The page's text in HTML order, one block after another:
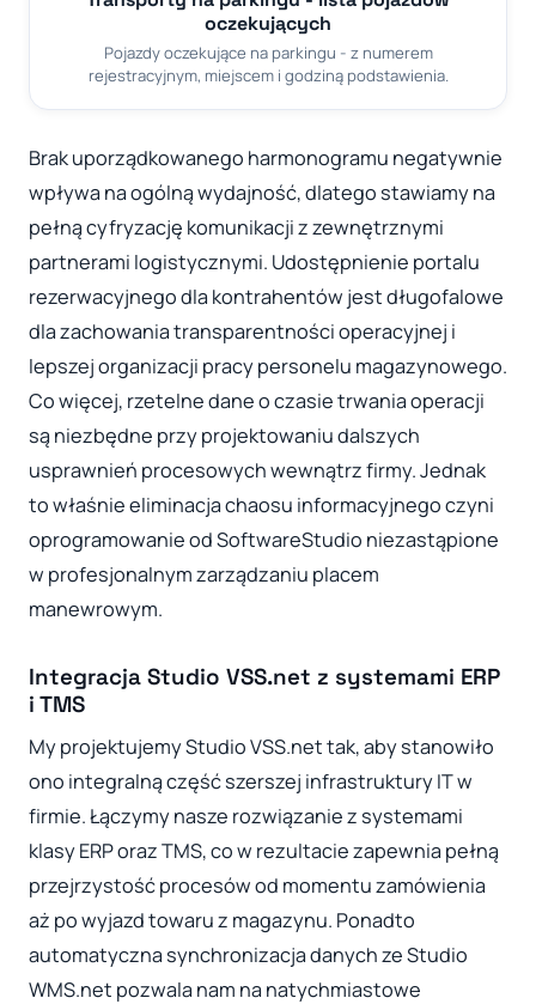
oczekujących
Pojazdy oczekujące na parkingu - z numerem
rejestracyjnym, miejscem i godziną podstawienia.
Brak uporządkowanego harmonogramu negatywnie
wpływa na ogólną wydajność, dlatego stawiamy na
pełną cyfryzację komunikacji z zewnętrznymi
partnerami logistycznymi. Udostępnienie portalu
rezerwacyjnego dla kontrahentów jest długofalowe
dla zachowania transparentności operacyjnej i
lepszej organizacji pracy personelu magazynowego.
Co więcej, rzetelne dane o czasie trwania operacji
są niezbędne przy projektowaniu dalszych
usprawnień procesowych wewnątrz firmy. Jednak
to właśnie eliminacja chaosu informacyjnego czyni
oprogramowanie od SoftwareStudio niezastąpione
w profesjonalnym zarządzaniu placem
manewrowym.
Integracja Studio VSS.net z systemami ERP
i TMS
My projektujemy Studio VSS.net tak, aby stanowiło
ono integralną część szerszej infrastruktury IT w
firmie. Łączymy nasze rozwiązanie z systemami
klasy ERP oraz TMS, co w rezultacie zapewnia pełną
przejrzystość procesów od momentu zamówienia
aż po wyjazd towaru z magazynu. Ponadto
automatyczna synchronizacja danych ze Studio
WMS.net pozwala nam na natychmiastowe